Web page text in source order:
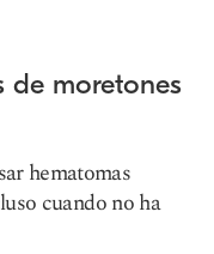
de moretones
hematomas
cuando no ha